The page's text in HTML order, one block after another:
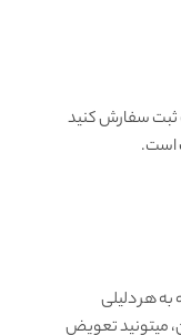
ثبت سفارش کنید
است.
هر دلیلی
قوانین، میتونید تعویض